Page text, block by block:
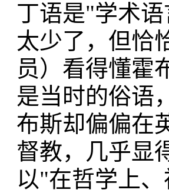
丁语是"学术
太少了，但恰
员）看得懂霍
是当时的俗语
布斯却偏偏在
督教，几乎显
以"在哲学上